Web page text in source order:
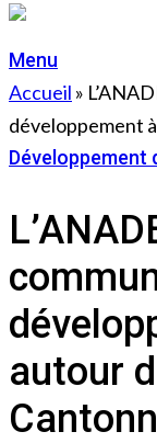
Menu
Accueil »
développement
Développement
autour